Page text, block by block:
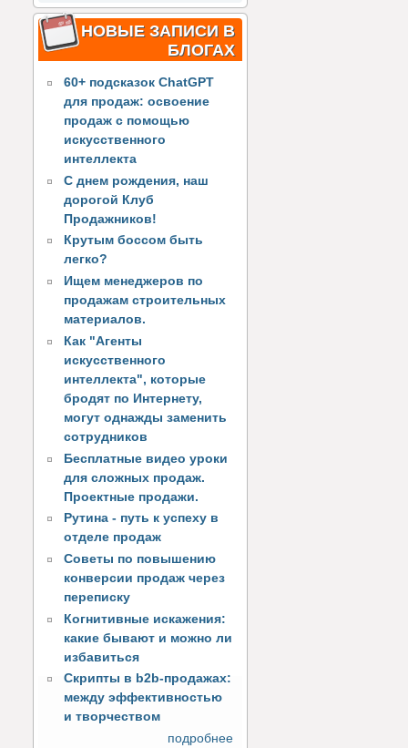
НОВЫЕ ЗАПИСИ В
БЛОГАХ
60+ подсказок ChatGPT
для продаж: освоение
продаж с помощью
искусственного
интеллекта
С днем рождения, наш
дорогой Клуб
Продажников!
Крутым боссом быть
легко?
Ищем менеджеров по
продажам строительных
материалов.
Как "Агенты
искусственного
интеллекта", которые
бродят по Интернету,
могут однажды заменить
сотрудников
Бесплатные видео уроки
для сложных продаж.
Проектные продажи.
Рутина - путь к успеху в
отделе продаж
Советы по повышению
конверсии продаж через
переписку
Когнитивные искажения:
какие бывают и можно ли
избавиться
Скрипты в b2b-продажах:
между эффективностью
и творчеством
подробнее